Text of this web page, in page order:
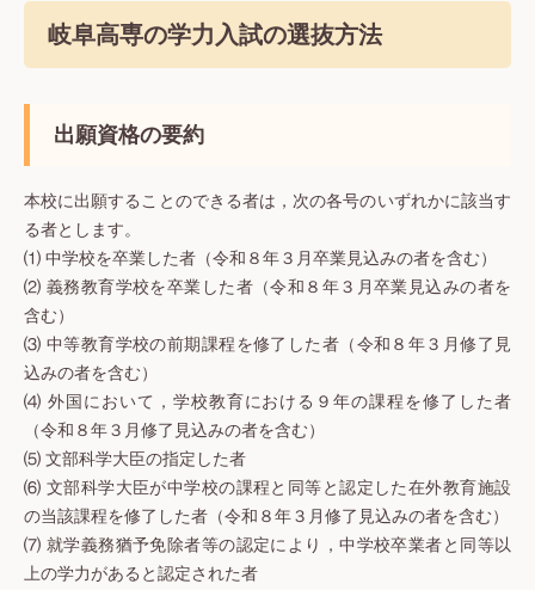
岐阜高専の学力入試の選抜方法
出願資格の要約
本校に出願することのできる者は，次の各号のいずれかに該当す
る者とします。
⑴ 中学校を卒業した者（令和８年３月卒業見込みの者を含む）
⑵ 義務教育学校を卒業した者（令和８年３月卒業見込みの者を
含む）
⑶ 中等教育学校の前期課程を修了した者（令和８年３月修了見
込みの者を含む）
⑷ 外国において，学校教育における９年の課程を修了した者
（令和８年３月修了見込みの者を含む）
⑸ 文部科学大臣の指定した者
⑹ 文部科学大臣が中学校の課程と同等と認定した在外教育施設
の当該課程を修了した者（令和８年３月修了見込みの者を含む）
⑺ 就学義務猶予免除者等の認定により，中学校卒業者と同等以
上の学力があると認定された者